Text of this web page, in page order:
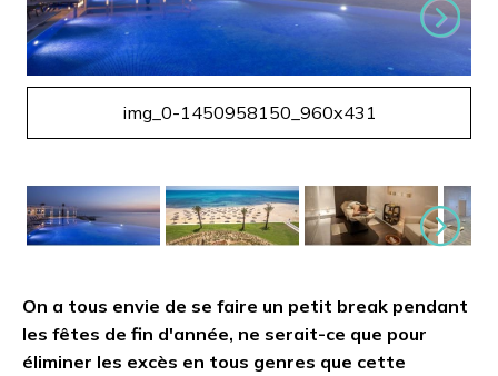
img_0-1450958150_960x431
Suivant
On a tous envie de se faire un petit break pendant
les fêtes de fin d'année, ne serait-ce que pour
éliminer les excès en tous genres que cette